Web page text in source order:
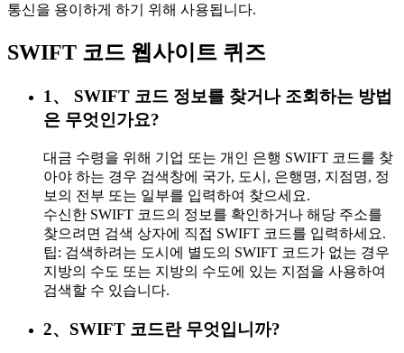
통신을 용이하게 하기 위해 사용됩니다.
SWIFT 코드 웹사이트 퀴즈
1、 SWIFT 코드 정보를 찾거나 조회하는 방법
은 무엇인가요?
대금 수령을 위해 기업 또는 개인 은행 SWIFT 코드를 찾
아야 하는 경우 검색창에 국가, 도시, 은행명, 지점명, 정
보의 전부 또는 일부를 입력하여 찾으세요.
수신한 SWIFT 코드의 정보를 확인하거나 해당 주소를
찾으려면 검색 상자에 직접 SWIFT 코드를 입력하세요.
팁: 검색하려는 도시에 별도의 SWIFT 코드가 없는 경우
지방의 수도 또는 지방의 수도에 있는 지점을 사용하여
검색할 수 있습니다.
2、SWIFT 코드란 무엇입니까?